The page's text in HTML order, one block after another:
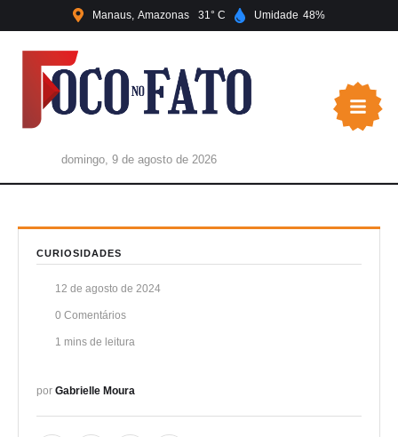
Manaus Amazonas 31 Umidade 48
domingo, 9 de agosto de 2026
CURIOSIDADES
12 de agosto de 2024
0 Comentários
1 mins de leitura
por Gabrielle Moura